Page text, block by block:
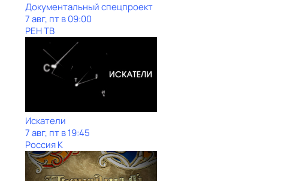
Документальный спецпроект
7 авг, пт в 09:00
РЕН ТВ
Искатели
7 авг, пт в 19:45
Россия К